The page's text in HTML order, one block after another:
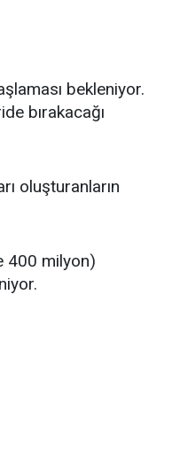
bekleniyor.
bırakacağı
oluşturanların
400 milyon)